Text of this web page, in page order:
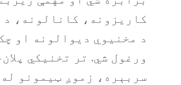
کاریزونه، کانالونه، د
د مخنیوي دیوالونه او
ورغول شي. تر تخنیکي
سربېره، زموږ ټیمونو